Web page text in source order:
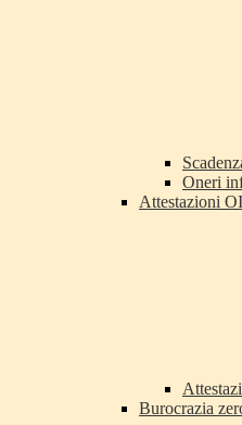
Oneri
Attestazioni
Burocrazia